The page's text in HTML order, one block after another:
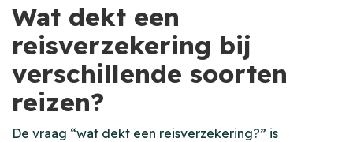
Wat dekt een
reisverzekering bij
verschillende soorten
reizen?
De vraag “wat dekt een reisverzekering?” is